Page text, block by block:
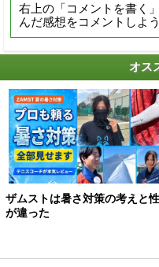
右上の「コメントを書く
んだ感想をコメントしよう
オス
ザムストは暑さ対策の考えと
が違った